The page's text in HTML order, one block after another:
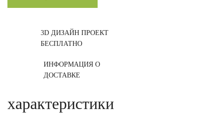
3D ДИЗАЙН ПРОЕКТ
БЕСПЛАТНО
ИНФОРМАЦИЯ О
ДОСТАВКЕ
характеристики